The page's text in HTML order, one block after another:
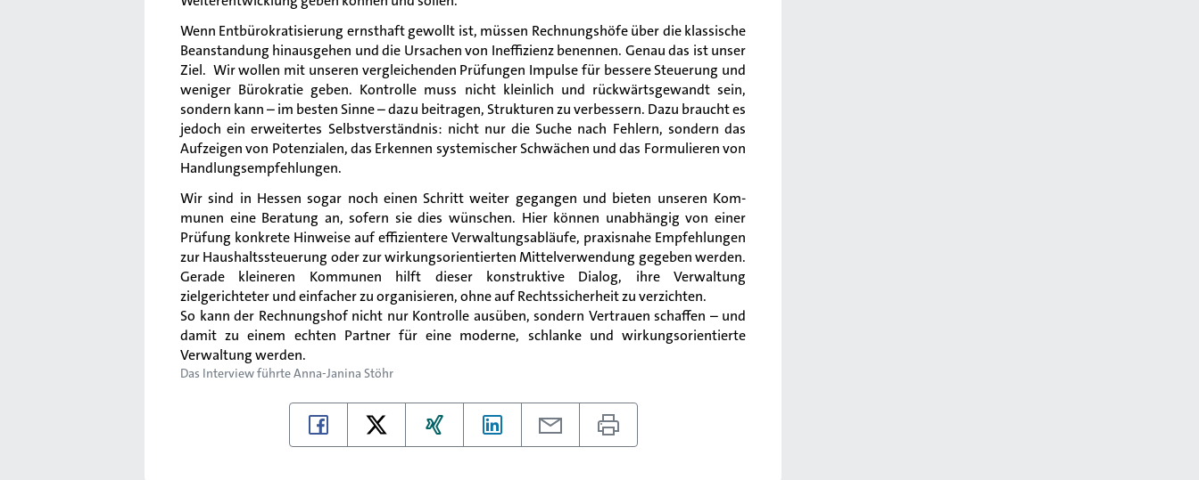
Wenn Entbürokratisierung ernsthaft gewollt ist, müssen Rechnungshöfe über die klassische
Beanstandung hinausgehen und die Ursachen von Ineffizienz benennen. Genau das ist unser
Ziel. Wir wollen mit unseren vergleichenden Prüfungen Impulse für bessere Steuerung und
weniger Bürokratie geben. Kontrolle muss nicht kleinlich und rückwärtsgewandt sein,
sondern kann – im besten Sinne – dazu beitragen, Strukturen zu verbessern. Dazu braucht es
jedoch ein erweitertes Selbstverständnis: nicht nur die Suche nach Fehlern, sondern das
Aufzeigen von Potenzialen, das Erkennen systemischer Schwächen und das Formulieren von
Handlungsempfehlungen.
Wir sind in Hessen sogar noch einen Schritt weiter gegangen und bieten unseren Kom-
munen eine Beratung an, sofern sie dies wünschen. Hier können unabhängig von einer
Prüfung konkrete Hinweise auf effizientere Verwaltungsabläufe, praxisnahe Empfehlungen
zur Haushaltssteuerung oder zur wirkungsorientierten Mittelverwendung gegeben werden.
Gerade kleineren Kommunen hilft dieser konstruktive Dialog, ihre Verwaltung
zielgerichteter und einfacher zu organisieren, ohne auf Rechtssicherheit zu verzichten.
So kann der Rechnungshof nicht nur Kontrolle ausüben, sondern Vertrauen schaffen – und
damit zu einem echten Partner für eine moderne, schlanke und wirkungsorientierte
Verwaltung werden.
Das Interview führteAnna-Janina Stöhr